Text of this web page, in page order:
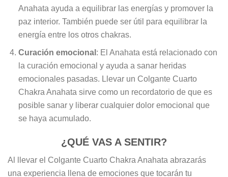
Anahata ayuda a equilibrar las energías y promover la
paz interior. También puede ser útil para equilibrar la
energía entre los otros chakras.
Curación emocional : El Anahata está relacionado con
la curación emocional y ayuda a sanar heridas
emocionales pasadas. Llevar un Colgante Cuarto
Chakra Anahata sirve como un recordatorio de que es
posible sanar y liberar cualquier dolor emocional que
se haya acumulado.
¿QUÉ VAS A SENTIR?
Al llevar el Colgante Cuarto Chakra Anahata abrazarás
una experiencia llena de emociones que tocarán tu